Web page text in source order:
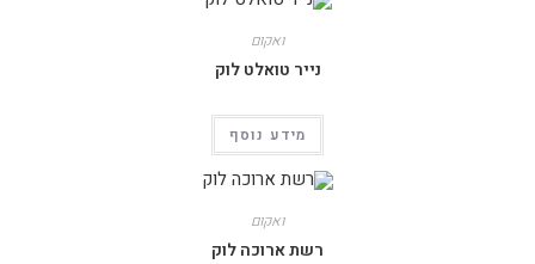
ואקום
נייר טואלט לוק
מידע נוסף
ואקום
רשת ארוכה לוק